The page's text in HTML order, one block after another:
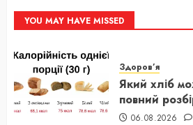
YOU MAY HAVE MISSED
Здоров’я
Який хліб
повний
06.08.2026